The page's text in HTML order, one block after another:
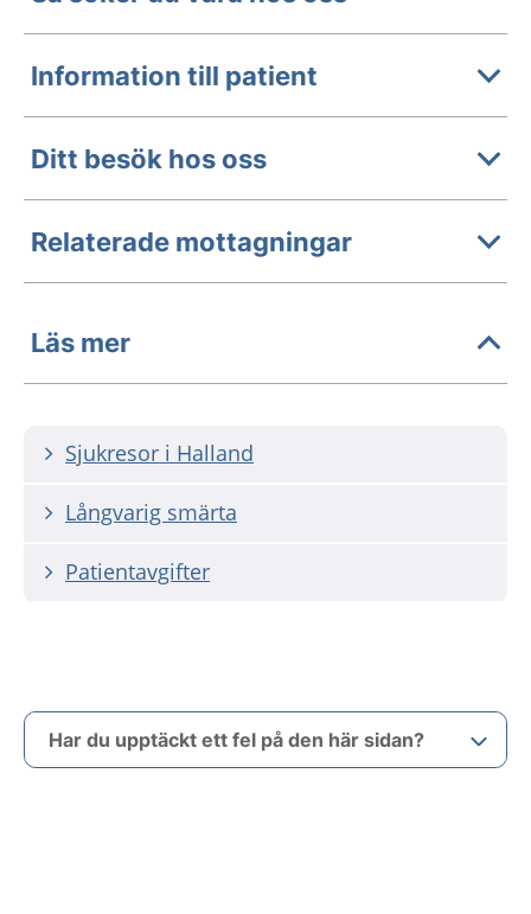
Information till patient
Ditt besök hos oss
Relaterade mottagningar
Läs mer
Sjukresor i Halland
Långvarig smärta
Patientavgifter
Har du upptäckt ett fel på den här sidan?